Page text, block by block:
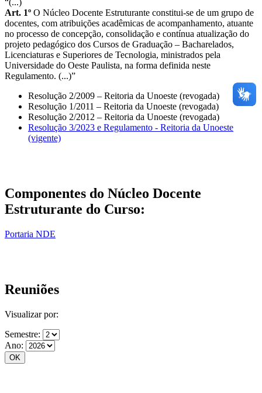
“(...)
Art. 1º O Núcleo Docente Estruturante constitui-se de um grupo de
docentes, com atribuições acadêmicas de acompanhamento, atuante
no processo de concepção, consolidação e contínua atualização do
projeto pedagógico dos Cursos de Graduação – Bacharelados,
Licenciaturas e Superiores de Tecnologia, ministrados pela
Universidade do Oeste Paulista, na forma definida neste
Regulamento. (...)”
Resolução 2/2009 – Reitoria da Unoeste (revogada)
Resolução 1/2011 – Reitoria da Unoeste (revogada)
Resolução 2/2012 – Reitoria da Unoeste (revogada)
Resolução 3/2023 e Regulamento - Reitoria da Unoeste
(vigente)
Componentes do Núcleo Docente
Estruturante do Curso:
Portaria NDE
Reuniões
Visualizar por:
Semestre:
Ano: